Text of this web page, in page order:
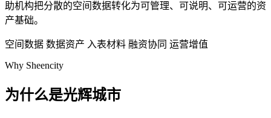
助机构把分散的空间数据转化为可管理、可说明、可运营的资
产基础。
空间数据 数据资产 入表材料 融资协同 运营增值
Why Sheencity
为什么是光辉城市